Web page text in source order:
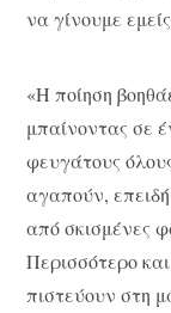
να γίνουμε
«Η ποίηση
μπαίνοντας σε
φευγάτους
αγαπούν,
από σκισμένες
Περισσότερο
πιστεύουν στη